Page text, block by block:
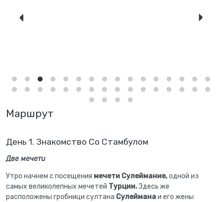
Маршрут
День 1. Знакомство Со Стамбулом
Две мечети
Утро начнем с посещения мечети Сулеймание,одной из
самых великолепных мечетей Турции.Здесь же
расположены гробници султана Сулейманаи его жены